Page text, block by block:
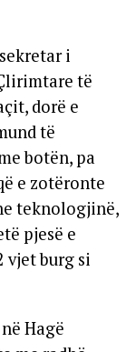
i
të
dorë e
të
botën, pa
e zotëronte
teknologjinë,
pjesë e
vjet burg si
Hagë